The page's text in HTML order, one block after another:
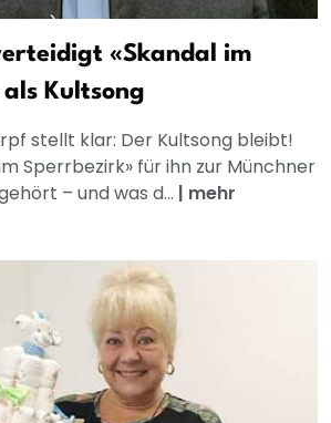
«Skandal im
Kultsong
stellt klar: Der Kultsong bleibt!
Sperrbezirk» für ihn zur Münchner
– und was d... | mehr